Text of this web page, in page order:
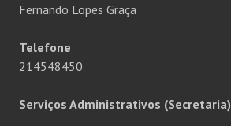
Fernando Lopes Graça
Telefone
214548450
Serviços Administrativos (Secretaria)